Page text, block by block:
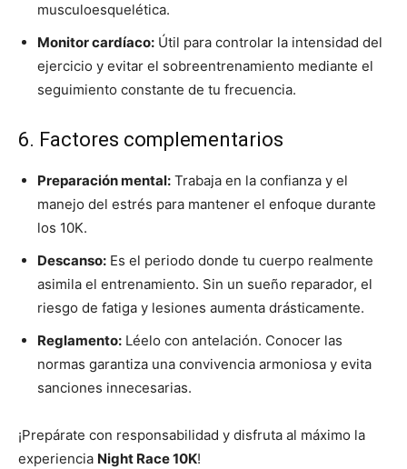
musculoesquelética.
Monitor cardíaco: Útil para controlar la intensidad del
ejercicio y evitar el sobreentrenamiento mediante el
seguimiento constante de tu frecuencia.
6. Factores complementarios
Preparación mental: Trabaja en la confianza y el
manejo del estrés para mantener el enfoque durante
los 10K.
Descanso: Es el periodo donde tu cuerpo realmente
asimila el entrenamiento. Sin un sueño reparador, el
riesgo de fatiga y lesiones aumenta drásticamente.
Reglamento: Léelo con antelación. Conocer las
normas garantiza una convivencia armoniosa y evita
sanciones innecesarias.
¡Prepárate con responsabilidad y disfruta al máximo la
experiencia Night Race 10K!